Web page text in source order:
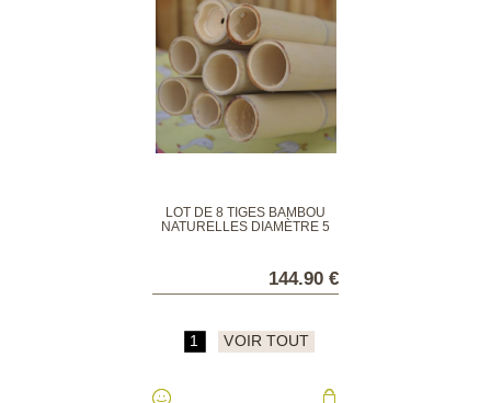
LOT DE 8 TIGES BAMBOU
NATURELLES DIAMÈTRE 5
144.90 €
1 VOIR TOUT